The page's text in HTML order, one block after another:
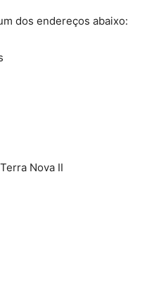
dos endereços abaixo:
Nova II